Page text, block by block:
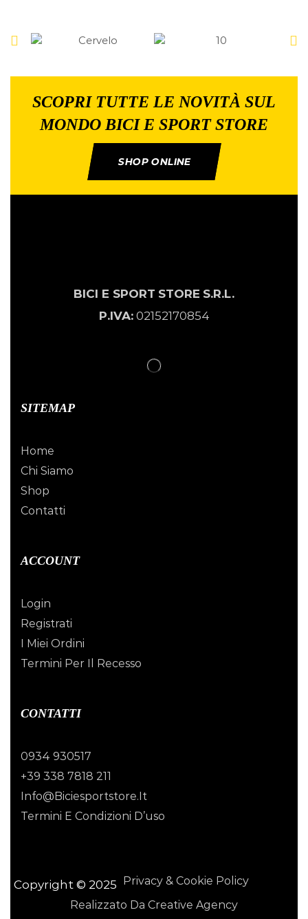
SCOPRI TUTTE LE NOVITÀ SUL
MONDO BICI E SPORT STORE
SHOP ONLINE
BICI E SPORT STORE S.R.L.
P.IVA:02152170854
SITEMAP
Home
Chi Siamo
Shop
Contatti
ACCOUNT
Login
Registrati
I Miei Ordini
Termini Per Il Recesso
CONTATTI
0934 930517
+39 338 7818 211
Info@biciesportstore.it
Termini E Condizioni D’uso
Copyright © 2025
Privacy & Cookie Policy
Realizzato Da Creative Agency